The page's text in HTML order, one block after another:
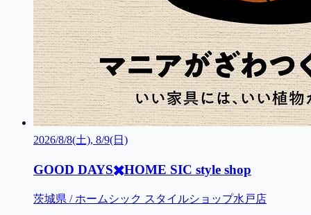
2026/8/8(土), 8/9(日)
GOOD DAYS✖️HOME SIC style shop
茨城県 / ホームシック スタイルショップ水戸店